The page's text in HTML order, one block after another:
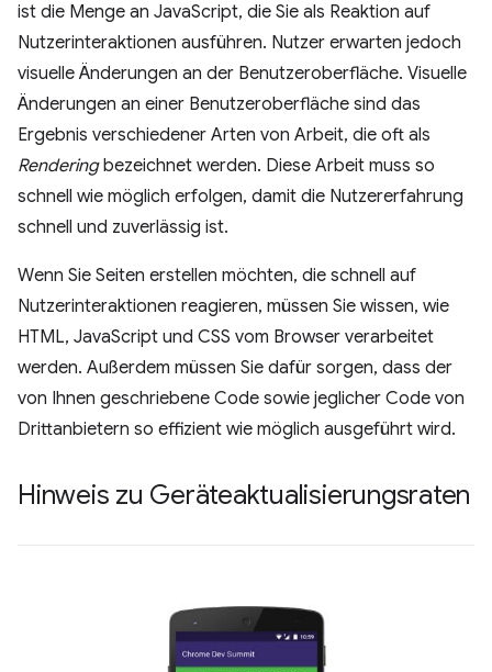
ist die Menge an JavaScript, die Sie als Reaktion auf
Nutzerinteraktionen ausführen. Nutzer erwarten jedoch
visuelle Änderungen an der Benutzeroberfläche. Visuelle
Änderungen an einer Benutzeroberfläche sind das
Ergebnis verschiedener Arten von Arbeit, die oft als
Renderingbezeichnet werden. Diese Arbeit muss so
schnell wie möglich erfolgen, damit die Nutzererfahrung
schnell und zuverlässig ist.
Wenn Sie Seiten erstellen möchten, die schnell auf
Nutzerinteraktionen reagieren, müssen Sie wissen, wie
HTML, JavaScript und CSS vom Browser verarbeitet
werden. Außerdem müssen Sie dafür sorgen, dass der
von Ihnen geschriebene Code sowie jeglicher Code von
Drittanbietern so effizient wie möglich ausgeführt wird.
Hinweis zu Geräteaktualisierungsraten